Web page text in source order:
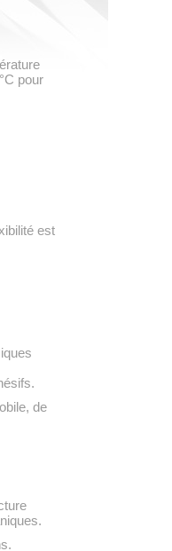
pour
est
de